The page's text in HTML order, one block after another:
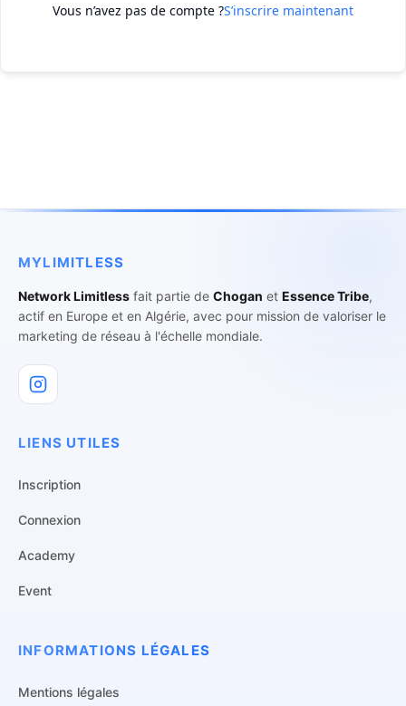
Vous n’avez pas de compte ?S’inscrire maintenant
MYLIMITLESS
Network Limitless fait partie de Chogan et Essence Tribe,
actif en Europe et en Algérie, avec pour mission de valoriser le
marketing de réseau à l'échelle mondiale.
LIENS UTILES
Inscription
Connexion
Academy
Event
INFORMATIONS LÉGALES
Mentions légales